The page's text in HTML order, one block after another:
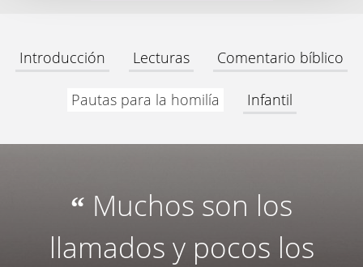
Introducción Lecturas Comentario bíblico
Pautas para la homilía Infantil
“ Muchos son los
llamados y pocos los